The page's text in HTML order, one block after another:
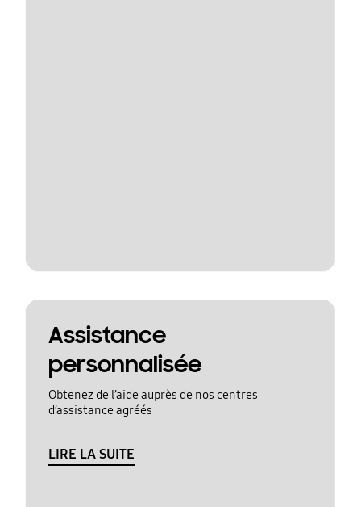
Assistance
personnalisée
Obtenez de l’aide auprès de nos centres
d’assistance agréés
LIRE LA SUITE